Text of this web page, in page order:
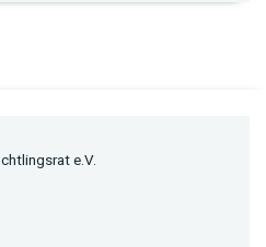
e.V.